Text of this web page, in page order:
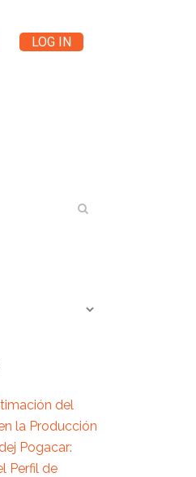
LOG IN
del
la Producción
Pogacar:
Perfil de